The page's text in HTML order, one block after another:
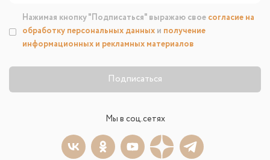
Подписаться
Нажимая кнопку "Подписаться" выражаю свое согласие на
обработку персональных данных и получение
информационных и рекламных материалов
Мы в соц.сетях